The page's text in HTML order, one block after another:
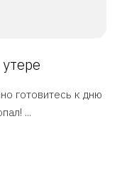
готовитесь к дню
...